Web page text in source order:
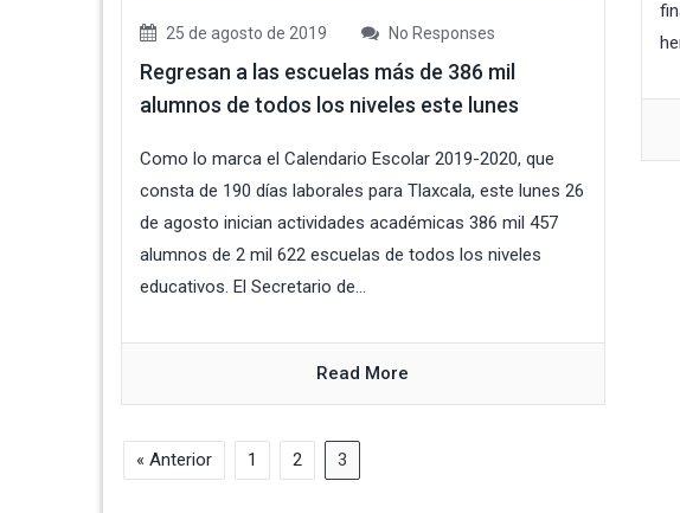
25 de agosto de 2019 No Responses
Regresan a las escuelas más de 386 mil
alumnos de todos los niveles este lunes
Como lo marca el Calendario Escolar 2019-2020, que
consta de 190 días laborales para Tlaxcala, este lunes 26
de agosto inician actividades académicas 386 mil 457
alumnos de 2 mil 622 escuelas de todos los niveles
educativos. El Secretario de...
Read More
« Anterior 1 2 3